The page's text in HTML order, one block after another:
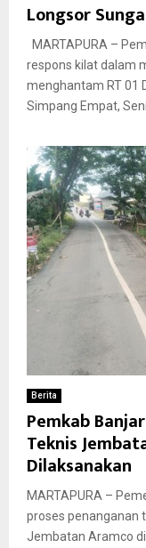
Longsor
​MARTAPURA –
respons kilat dalam
menghantam RT 01
Simpang Empat,
Berita
Pemkab
Teknis
Dilaksanakan
MARTAPURA –
proses penanganan
Jembatan Aramco